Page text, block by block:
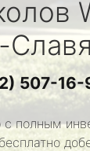
507-16-
полным